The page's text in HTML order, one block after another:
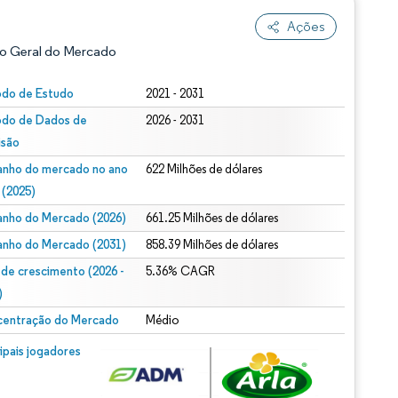
Ações
Geral do Mercado
de Estudo 2021 - 2031
de Dados de
2026 - 2031
do mercado no ano
622 Milhões de dólares
do Mercado (2026) 661.25 Milhões de dólares
do Mercado (2031) 858.39 Milhões de dólares
de crescimento (2026 -
5.36% CAGR
do Mercado Médio
jogadores
© Mordor Intelligence. O reuso requer atribuição conforme CC BY 4.0.
conforme CC BY 4.0.